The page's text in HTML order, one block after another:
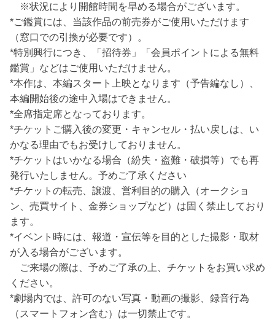
※状況により開館時間を早める場合がございます。
*ご鑑賞には、当該作品の前売券がご使用いただけます
（窓口での引換が必要です）。
*特別興行につき、「招待券」「会員ポイントによる無料
鑑賞」などはご使用いただけません。
*本作は、本編スタート上映となります（予告編なし）、
本編開始後の途中入場はできません。
*全席指定席となっております。
*チケットご購入後の変更・キャンセル・払い戻しは、い
かなる理由でもお受けしておりません。
*チケットはいかなる場合（紛失・盗難・破損等）でも再
発行いたしません。予めご了承ください
*チケットの転売、譲渡、営利目的の購入（オークショ
ン、売買サイト、金券ショップなど）は固く禁止しており
ます。
*イベント時には、報道・宣伝等を目的とした撮影・取材
が入る場合がございます。
ご来場の際は、予めご了承の上、チケットをお買い求め
ください。
*劇場内では、許可のない写真・動画の撮影、録音行為
（スマートフォン含む）は一切禁止です。